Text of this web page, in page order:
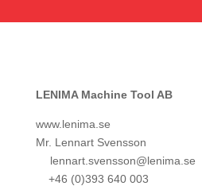
LENIMA Machine Tool AB
www.lenima.se
Mr. Lennart Svensson
lennart.svensson@lenima.se
+46 (0)393 640 003